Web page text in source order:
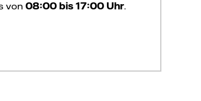
von 08:00 bis 17:00 Uhr.